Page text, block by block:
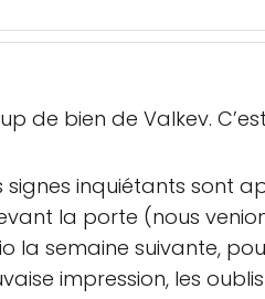
de bien de Valkev.
inquiétants sont
la porte (nous
la semaine suivante,
impression, les